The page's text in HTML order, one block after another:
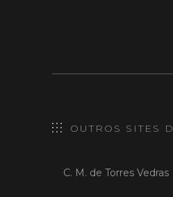
OUTROS SITES
C. M. de Torres Vedras